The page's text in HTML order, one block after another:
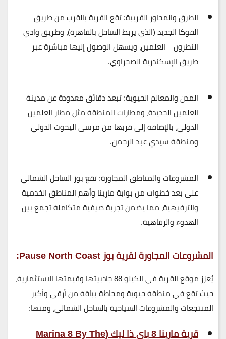
الطرق والمحاور القريبة:تقع القرية بالقرب منطريق
الفوكا الجديد(الذي يربط الساحل بالقاهرة)، وطريق وادي
النطرون – العلمين، ويسهل الوصول إليها مباشرة عبر
طريق الإسكندرية الصحراوي.
المدن والمعالم الحيوية:تبعد دقائق معدودة عنمدينة
العلمين الجديدة، ومطارات المنطقة مثلمطار العلمين
الدولي، بالإضافة إلى قربها من مرسى اليخوت الدولي
ومنطقةسيدي عبد الرحمن.
المشروعات والمناطق المجاورة:تقع بوز الساحل الشمالي
على بعد خطوات منبوابة مارينا وأهم المناطق الخدمية
والترفيهية، مما يضمن تجربة صيفية متكاملة تجمع بين
الهدوء والرفاهية.
المشروعات المجاورة لقرية بوز Pause North Coast:
يُعزز موقع القرية في الكيلو 88 جاذبيتها وقيمتها الاستثمارية،
حيث تقع في منطقة حيوية ومحاطة بباقة من أرقى وأكبر
المنتجعات والمشروعات السياحية بالساحل الشمالي، ومنها:
قرية مارينا 8 باي ذا ليك (Marina 8 By The